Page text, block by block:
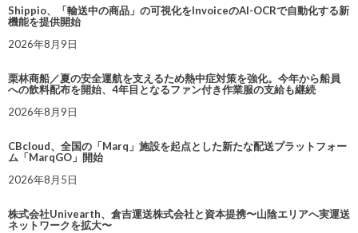
Shippio、「輸送中の商品」の可視化をInvoiceのAI-OCRで自動化する新
機能を提供開始
2026年8月9日
栗林商船／夏の安全運航を支えるため熱中症対策を強化。今年から船員
への飲料配布を開始、4年目となるファン付き作業服の支給も継続
2026年8月9日
CBcloud、全国の「Marq」施設を起点とした新たな配送プラットフォー
ム「MarqGO」開始
2026年8月5日
株式会社Univearth、倉吉運送株式会社と資本提携〜山陰エリアへ実運送
ネットワークを拡大〜